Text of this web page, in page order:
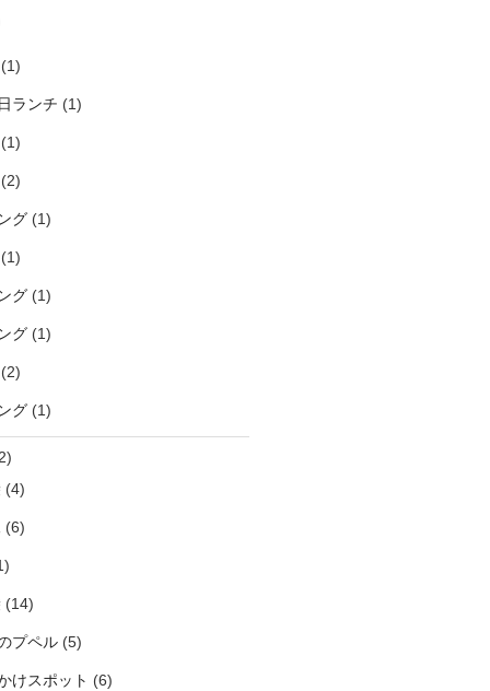
(1)
ランチ (1)
(1)
(2)
グ(1)
(1)
グ(1)
グ(1)
(2)
グ(1)
(4)
(6)
(14)
プペル(5)
けスポット (6)